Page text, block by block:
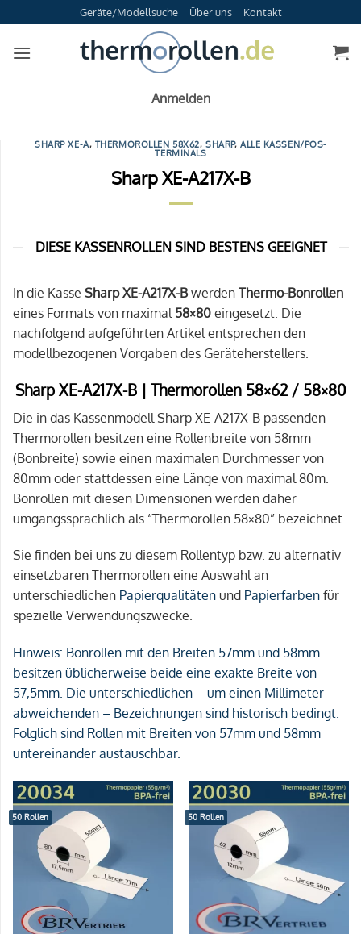
Inhalt
springen
Geräte/Modellsuche Über uns Kontakt
Anmelden
SHARP XE-A, THERMOROLLEN 58X62,SHARP, ALLE KASSEN/POS-
TERMINALS
Sharp XE-A217X-B
DIESE KASSENROLLEN SIND BESTENS GEEIGNET
In die Kasse Sharp XE-A217X-B werden Thermo-Bonrollen
eines Formats von maximal 58×80 eingesetzt. Die
nachfolgend aufgeführten Artikel entsprechen den
modellbezogenen Vorgaben des Geräteherstellers.
Sharp XE-A217X-B | Thermorollen 58×62 / 58×80
Die in das Kassenmodell Sharp XE-A217X-B passenden
Thermorollen besitzen eine Rollenbreite von 58mm
(Bonbreite) sowie einen maximalen Durchmesser von
80mm oder stattdessen eine Länge von maximal 80m.
Bonrollen mit diesen Dimensionen werden daher
umgangssprachlich als “Thermorollen 58×80” bezeichnet.
Sie finden bei uns zu diesem Rollentyp bzw. zu alternativ
einsetzbaren Thermorollen eine Auswahl an
unterschiedlichen Papierqualitäten und Papierfarben für
spezielle Verwendungszwecke.
Hinweis: Bonrollen mit den Breiten 57mm und 58mm
besitzen üblicherweise beide eine exakte Breite von
57,5mm. Die unterschiedlichen – um einen Millimeter
abweichenden – Bezeichnungen sind historisch bedingt.
Folglich sind Rollen mit Breiten von 57mm und 58mm
untereinander austauschbar.
50 Rollen 50 Rollen